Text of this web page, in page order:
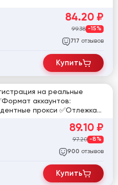
84.20 ₽
99.38 -15%
717 отзывов
Купить
на реальные
аккаунтов:
прокси ✅Отлежка
89.10 ₽
97.20 -8%
900 отзывов
Купить